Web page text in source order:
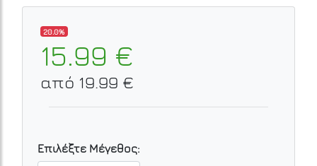
20.0%
15.99 €
από 19.99 €
Επιλέξτε Μέγεθος: